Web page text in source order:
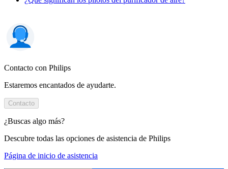
Contacto con Philips
Estaremos encantados de ayudarte.
Contacto
¿Buscas algo más?
Descubre todas las opciones de asistencia de Philips
Página de inicio de asistencia